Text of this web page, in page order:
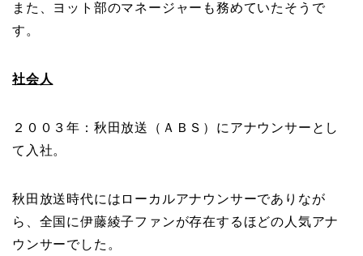
また、ヨット部のマネージャーも務めていたそうで
す。
社会人
２００３年：秋田放送（ＡＢＳ）にアナウンサーとし
て入社。
秋田放送時代にはローカルアナウンサーでありなが
ら、全国に伊藤綾子ファンが存在するほどの人気アナ
ウンサーでした。